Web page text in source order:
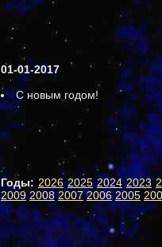
01-01-2017
С новым годом!
Годы: 2026 2025 2024 2023
2009 2008 2007 2006 2005